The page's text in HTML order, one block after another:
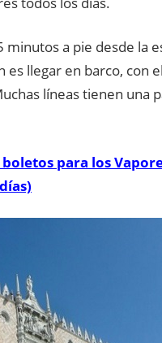
minutos a pie desde la
es llegar en barco, con
líneas tienen una
para los